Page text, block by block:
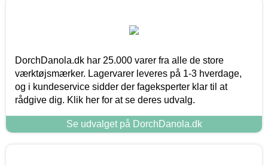
DorchDanola.dk har 25.000 varer fra alle de store
værktøjsmærker. Lagervarer leveres på 1-3 hverdage,
og i kundeservice sidder der fageksperter klar til at
rådgive dig. Klik her for at se deres udvalg.
Se udvalget på DorchDanola.dk